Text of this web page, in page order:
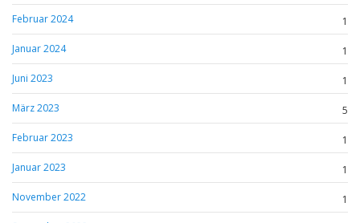
Februar 2024
1
Januar 2024
1
Juni 2023
1
März 2023
5
Februar 2023
1
Januar 2023
1
November 2022
1